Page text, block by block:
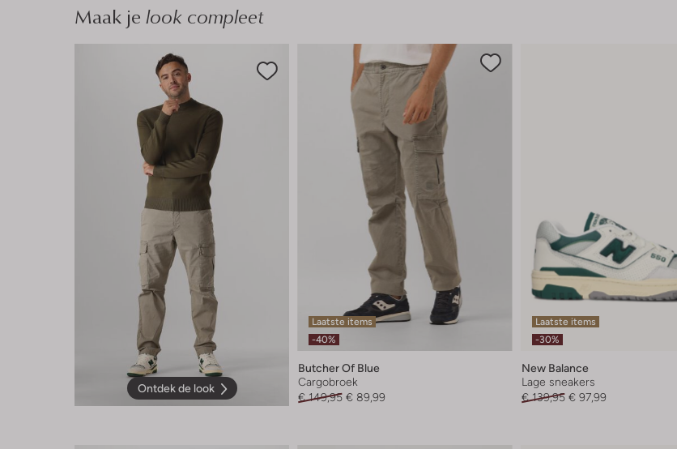
Maak je look compleet
Ontdek de look
Laatste items
-40%
Butcher Of Blue
Cargobroek
€ 149,95 € 89,99
Laatste items
-30%
New Balance
Lage sneakers
€ 139,95 € 97,99